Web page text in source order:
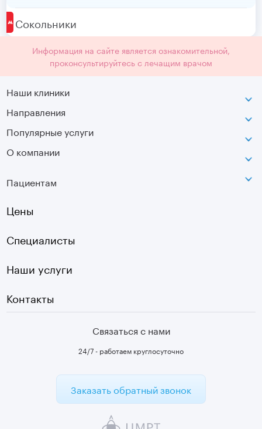
Сокольники
Информация на сайте является ознакомительной,
проконсультируйтесь с лечащим врачом
Наши клиники
ВДНХ
г. Москва, ул. Стромынка, д. 11
Направления
Неврология
Ортопедия-травматология
Популярные услуги
МРТ
УЗИ
Плазмотерапия суставов
О компании
Инфо
Пациентам
Первичный прием
Цены
Специалисты
Наши услуги
Контакты
Связаться с нами
24/7 - работаем круглосуточно
Заказать обратный звонок